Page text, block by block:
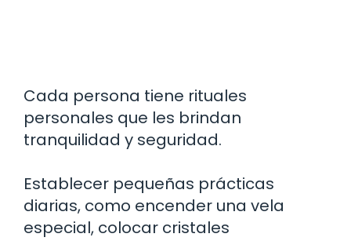
Cada persona tiene rituales
personales que les brindan
tranquilidad y seguridad.
Establecer pequeñas prácticas
diarias, como encender una vela
especial, colocar cristales